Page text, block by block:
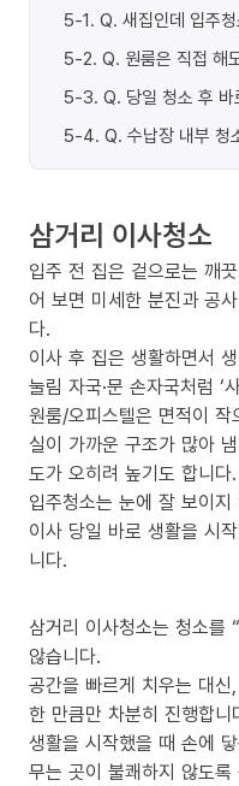
5-1. Q. 새집인데 입주
5-2. Q. 원룸은 직접 해
5-3. Q. 당일 청소 후
5-4. Q. 수납장 내부 청
삼거리 이사청소
입주 전 집은 겉으로는 깨
어 보면 미세한 분진과 공
다.
이사 후 집은 생활하면서 생
눌림 자국·문 손자국처럼 ‘
원룸/오피스텔은 면적이
실이 가까운 구조가 많아
도가 오히려 높기도 합니다.
입주청소는 눈에 잘 보이
이사 당일 바로 생활을 시
니다.
삼거리 이사청소는 청소를
않습니다.
공간을 빠르게 치우는 대
한 만큼만 차분히 진행합니
생활을 시작했을 때 손에
무는 곳이 불쾌하지 않도